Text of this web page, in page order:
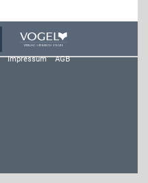
Impressum
AGB